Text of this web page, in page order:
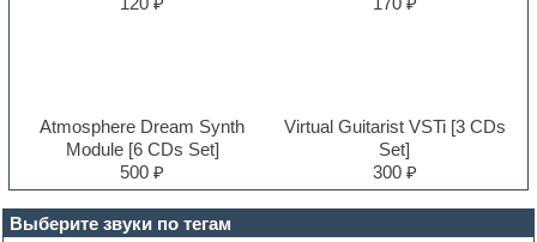
Выберите звуки по тегам
Atmosphere Dream Synth
Module [6 CDs Set]
500 ₽
Virtual Guitarist VSTi [3 CDs
Set]
300 ₽